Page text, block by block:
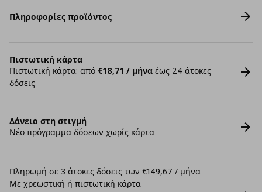
Πληροφορίες προϊόντος
Πιστωτική κάρτα
Πιστωτική κάρτα: από €18,71 / μήνα έως 24 άτοκες
δόσεις
Δάνειο στη στιγμή
Νέο πρόγραμμα δόσεων χωρίς κάρτα
Πληρωμή σε 3 άτοκες δόσεις των €149,67 / μήνα
Με χρεωστική ή πιστωτική κάρτα